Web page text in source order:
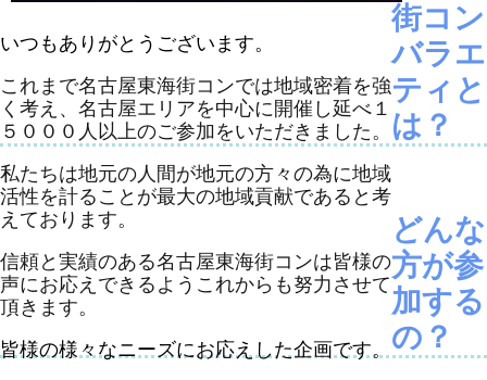
いつもありがとうございます。
これまで名古屋東海街コンでは地域密着を強
く考え、名古屋エリアを中心に開催し延べ１
５０００人以上のご参加をいただきました。
私たちは地元の人間が地元の方々の為に地域
活性を計ることが最大の地域貢献であると考
えております。
信頼と実績のある名古屋東海街コンは皆様の
声にお応えできるようこれからも努力させて
頂きます。
街コン
バラエ
ティと
は？
皆様の様々なニーズにお応えした企画です。
どんな
方が参
加する
の？